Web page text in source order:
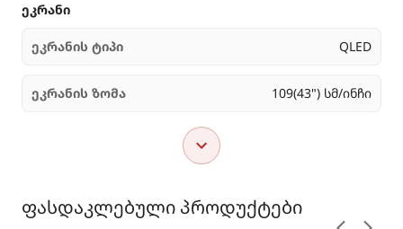
ეკრანი
ეკრანის ტიპი QLED
ეკრანის ზომა 109(43") სმ/ინჩი
ფასდაკლებული პროდუქტები